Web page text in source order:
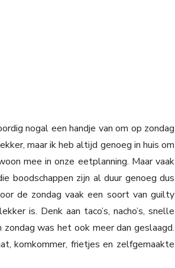
nogal een handje van om op zondag
maar ik heb altijd genoeg in huis om
mee in onze eetplanning. Maar vaak
boodschappen zijn al duur genoeg dus
de zondag vaak een soort van guilty
is. Denk aan taco’s, nacho’s, snelle
was het ook meer dan geslaagd.
komkommer, frietjes en zelfgemaakte